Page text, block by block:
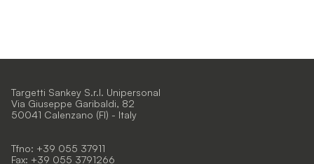
Targetti Sankey S.r.l. Unipersonal
Via Giuseppe Garibaldi, 82
50041 Calenzano (FI) - Italy
Tfno: +39 055 37911
Fax: +39 055 3791266